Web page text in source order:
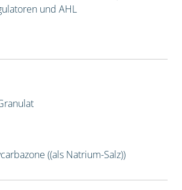
und AHL
((als Natrium-Salz))